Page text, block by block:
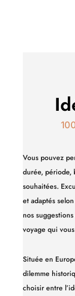
Vous pouvez
durée, période,
souhaitées.
et adaptés
nos
voyage qui
Située en
dilemme
choisir entre